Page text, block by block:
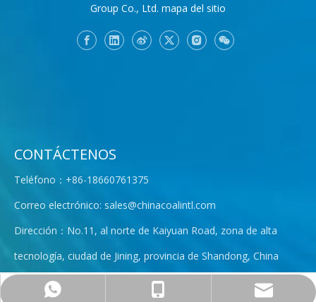
Group Co., Ltd. mapa del sitio
+86-18660761303
+86-18660761303
sales@chinacoalintl.com
CONTÁCTENOS
Teléfono：+86-18660761375
Correo electrónico: sales@chinacoalintl.com
Dirección：No.11, al norte de Kaiyuan Road, zona de alta
tecnología, ciudad de Jining, provincia de Shandong, China